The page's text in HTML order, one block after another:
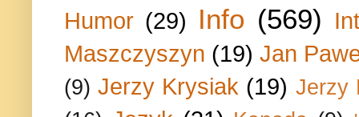
Humor (29) Info (569)
Maszczyszyn (19) Jan
(9) Jerzy Krysiak (19) Jerzy